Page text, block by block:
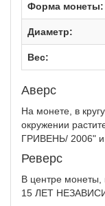
Форма монеты:
Диаметр:
Вес:
Аверс
На монете, в
окружении
ГРИВЕНЬ/ 2006" и
Реверс
В центре монеты,
15 ЛЕТ